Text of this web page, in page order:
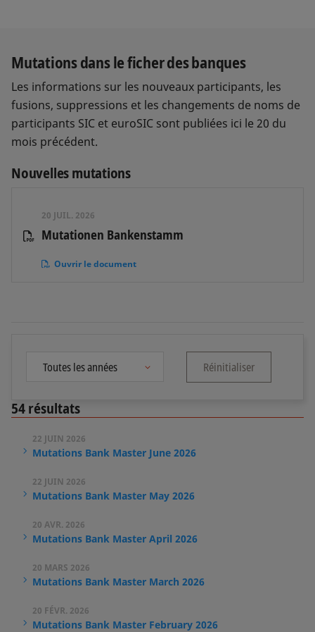
Mutations dans le ficher des banques
Les informations sur les nouveaux participants, les
fusions, suppressions et les changements de noms de
participants SIC et euroSIC sont publiées ici le 20 du
mois précédent.
Nouvelles mutations
20 JUIL. 2026
Mutationen Bankenstamm
Ouvrir le document
Réinitialiser
54résultats
22 JUIN 2026
Mutations Bank Master June 2026
22 JUIN 2026
Mutations Bank Master May 2026
20 AVR. 2026
Mutations Bank Master April 2026
20 MARS 2026
Mutations Bank Master March 2026
20 FÉVR. 2026
Mutations Bank Master February 2026